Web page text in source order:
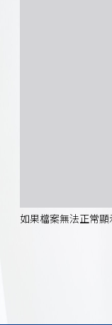
如果檔案無法正常顯